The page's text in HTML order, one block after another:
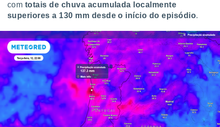
com totais de chuva acumulada localmente
superiores a 130 mm desde o início do episódio.